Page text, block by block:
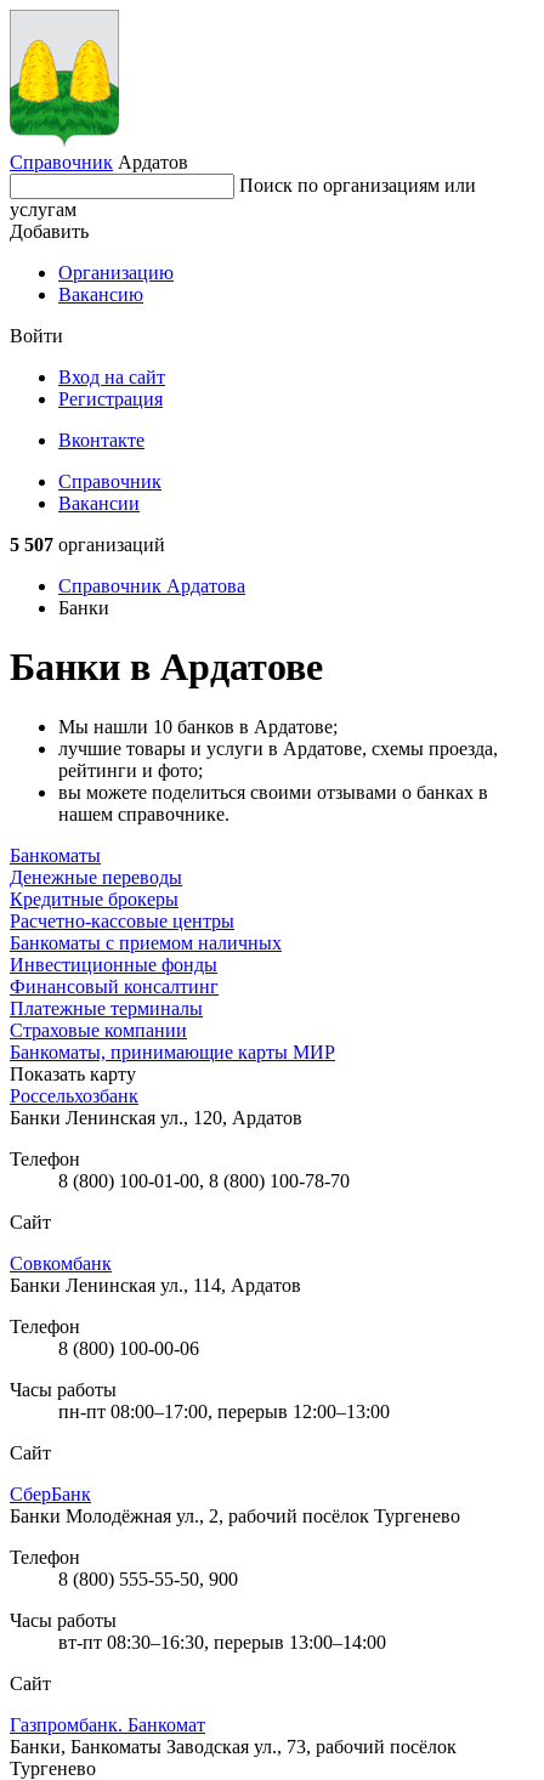
Справочник Ардатов
Поиск по организациям или
услугам
Добавить
Организацию
Вакансию
Войти
Вход на сайт
Регистрация
Вконтакте
Справочник
Вакансии
5 507 организаций
Справочник Ардатова
Банки
Банки в Ардатове
Мы нашли 10 банков в Ардатове;
лучшие товары и услуги в Ардатове, схемы проезда,
рейтинги и фото;
вы можете поделиться своими отзывами о банках в
нашем справочнике.
Банкоматы
Денежные переводы
Кредитные брокеры
Расчетно-кассовые центры
Банкоматы с приемом наличных
Инвестиционные фонды
Финансовый консалтинг
Платежные терминалы
Страховые компании
Банкоматы, принимающие карты МИР
Показать карту
Россельхозбанк
Банки Ленинская ул., 120, Ардатов
Телефон
8 (800) 100-01-00, 8 (800) 100-78-70
Сайт
Совкомбанк
Банки Ленинская ул., 114, Ардатов
Телефон
8 (800) 100-00-06
Часы работы
пн-пт 08:00–17:00, перерыв 12:00–13:00
Сайт
СберБанк
Банки Молодёжная ул., 2, рабочий посёлок Тургенево
Телефон
8 (800) 555-55-50, 900
Часы работы
вт-пт 08:30–16:30, перерыв 13:00–14:00
Сайт
Газпромбанк. Банкомат
Банки, Банкоматы Заводская ул., 73, рабочий посёлок
Тургенево